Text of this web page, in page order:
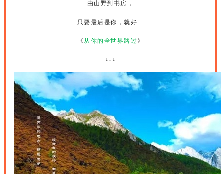
由山野到书房，
只要最后是你，就好...
《 从你的全世界路过 》
↓↓↓